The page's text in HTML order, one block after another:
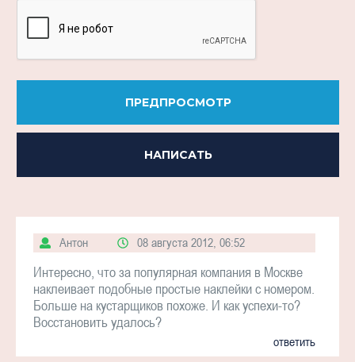
ПРЕДПРОСМОТР
НАПИСАТЬ
Антон 08 августа 2012, 06:52
Интересно, что за популярная компания в Москве
наклеивает подобные простые наклейки с номером.
Больше на кустарщиков похоже. И как успехи-то?
Восстановить удалось?
ответить